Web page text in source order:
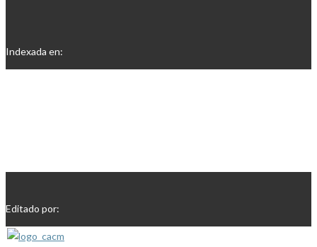
Indexada en:
Editado por: